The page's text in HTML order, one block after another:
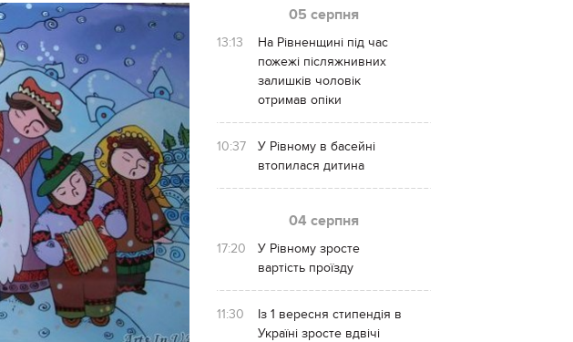
05 серпня
13:13
На Рівненщині під час
пожежі післяжнивних
залишків чоловік
отримав опіки
10:37
У Рівному в басейні
втопилася дитина
04 серпня
17:20
У Рівному зросте
вартість проїзду
11:30
Із 1 вересня стипендія в
Україні зросте вдвічі